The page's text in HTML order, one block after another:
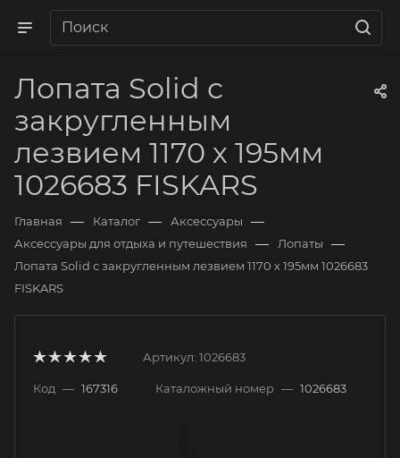
Лопата Solid с
закругленным
лезвием 1170 х 195мм
1026683 FISKARS
Главная — Каталог — Аксессуары —
Аксессуары для отдыха и путешествия — Лопаты —
Лопата Solid с закругленным лезвием 1170 х 195мм 1026683
FISKARS
Артикул: 1026683
Код — 167316 Каталожный номер — 1026683